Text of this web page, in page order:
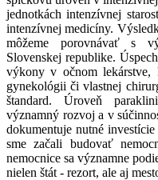
jednotkách intenzívnej
intenzívnej medicíny.
môžeme porovnávať s
Slovenskej republike.
výkony v očnom lekárstve,
gynekológii či vlastnej
štandard. Úroveň
významný rozvoj a v
dokumentuje nutné
sme začali budovať
nemocnice sa významne
nielen štát - rezort, ale aj